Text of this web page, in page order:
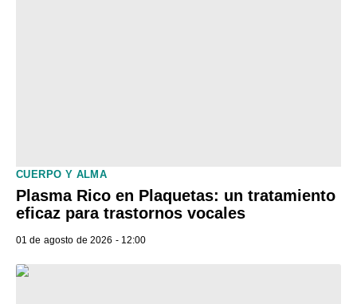
CUERPO Y ALMA
Plasma Rico en Plaquetas: un tratamiento
eficaz para trastornos vocales
01 de agosto de 2026 - 12:00